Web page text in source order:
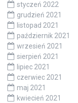
styczeń 2022
grudzień 2021
listopad 2021
październik 2021
wrzesień 2021
sierpień 2021
lipiec 2021
czerwiec 2021
maj 2021
kwiecień 2021